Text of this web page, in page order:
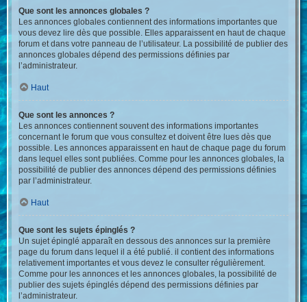
Que sont les annonces globales ?
Les annonces globales contiennent des informations importantes que
vous devez lire dès que possible. Elles apparaissent en haut de chaque
forum et dans votre panneau de l’utilisateur. La possibilité de publier des
annonces globales dépend des permissions définies par
l’administrateur.
Haut
Que sont les annonces ?
Les annonces contiennent souvent des informations importantes
concernant le forum que vous consultez et doivent être lues dès que
possible. Les annonces apparaissent en haut de chaque page du forum
dans lequel elles sont publiées. Comme pour les annonces globales, la
possibilité de publier des annonces dépend des permissions définies
par l’administrateur.
Haut
Que sont les sujets épinglés ?
Un sujet épinglé apparaît en dessous des annonces sur la première
page du forum dans lequel il a été publié. il contient des informations
relativement importantes et vous devez le consulter régulièrement.
Comme pour les annonces et les annonces globales, la possibilité de
publier des sujets épinglés dépend des permissions définies par
l’administrateur.